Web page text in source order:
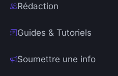
Rédaction
Guides & Tutoriels
Soumettre une info